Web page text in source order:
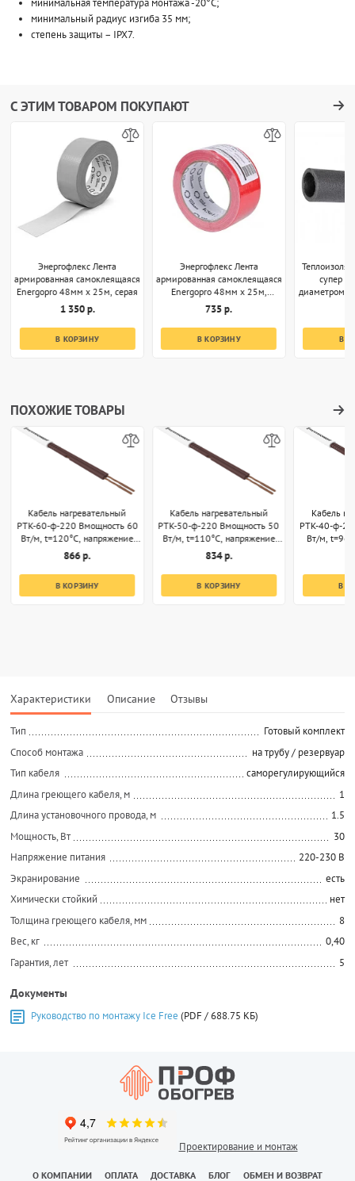
минимальная температура монтажа -20°С;
минимальный радиус изгиба 35 мм;
степень защиты – IPX7.
С ЭТИМ ТОВАРОМ ПОКУПАЮТ
Энергофлекс Лента
армированная самоклеящаяся
Energopro 48мм х 25м, серая
1 350 р.
В КОРЗИНУ
Энергофлекс Лента
армированная самоклеящаяся
Energopro 48мм х 25м,
красная
735 р.
В КОРЗИНУ
супер
диаметром
В
ПОХОЖИЕ ТОВАРЫ
Кабель нагревательный
РТК-60-ф-220 Вмощность 60
Вт/м, t=120°С, напряжение
220В, секции 1м
866 р.
В КОРЗИНУ
Кабель нагревательный
РТК-50-ф-220 Вмощность 50
Вт/м, t=110°С, напряжение
220В, секции 1м
834 р.
В КОРЗИНУ
Кабель
РТК-40-ф-
Вт/м,
В
Характеристики Описание Отзывы
Тип
Готовый комплект
Способ монтажа
на трубу / резервуар
Тип кабеля
саморегулирующийся
Длина греющего кабеля, м
1
Длина установочного провода, м
1.5
Мощность, Вт
30
Напряжение питания
220-230 В
Экранирование
есть
Химически стойкий
нет
Толщина греющего кабеля, мм
8
Вес, кг
0,40
Гарантия, лет
5
Документы
Руководство по монтажу Ice Free (PDF / 688.75 КБ)
Проектирование и монтаж
О КОМПАНИИ ОПЛАТА ДОСТАВКА БЛОГ ОБМЕН И ВОЗВРАТ